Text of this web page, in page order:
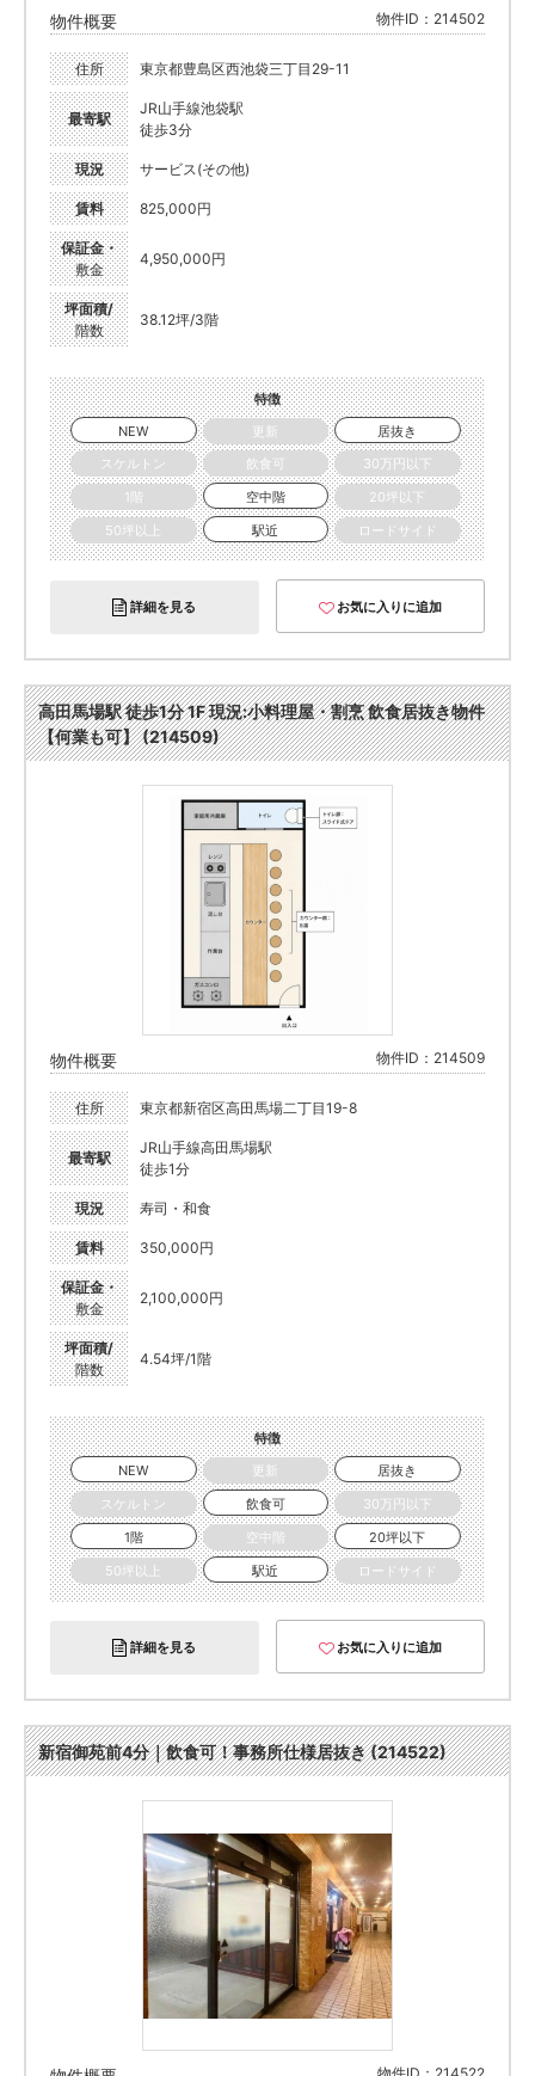
物件概要 物件ID：214502
住所 東京都豊島区西池袋三丁目29-11
最寄駅
JR山手線池袋駅
徒歩3分
現況 サービス(その他)
賃料 825,000円
保証金・
敷金
4,950,000円
坪面積/
階数
38.12坪/3階
特徴
NEW
更新
居抜き
スケルトン
飲食可
30万円以下
1階
空中階
20坪以下
50坪以上
駅近 ロードサイド
詳細を見る お気に入りに追加
高田馬場駅 徒歩1分 1F 現況:小料理屋・割烹 飲食居抜き物件
【何業も可】 (214509)
物件概要 物件ID：214509
住所 東京都新宿区高田馬場二丁目19-8
最寄駅
JR山手線高田馬場駅
徒歩1分
現況 寿司・和食
賃料 350,000円
保証金・
敷金
2,100,000円
坪面積/
階数
4.54坪/1階
特徴
NEW
更新
居抜き
スケルトン
飲食可
30万円以下
1階
空中階
20坪以下
50坪以上
駅近 ロードサイド
詳細を見る お気に入りに追加
新宿御苑前4分｜飲食可！事務所仕様居抜き (214522)